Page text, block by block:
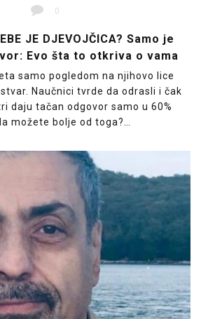
0
JE DJEVOJČICA? Samo je
Evo šta to otkriva o vama
samo pogledom na njihovo lice
Naučnici tvrde da odrasli i čak
daju tačan odgovor samo u 60%
možete bolje od toga?…